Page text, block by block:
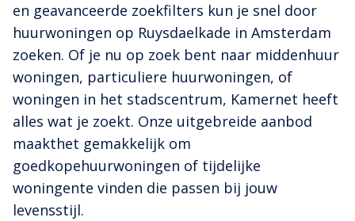
en geavanceerde zoekfilters kun je snel door
huurwoningen op Ruysdaelkade in Amsterdam
zoeken. Of je nu op zoek bent naar middenhuur
woningen, particuliere huurwoningen, of
woningen in het stadscentrum, Kamernet heeft
alles wat je zoekt. Onze uitgebreide aanbod
maakthet gemakkelijk om
goedkopehuurwoningen of tijdelijke
woningente vinden die passen bij jouw
levensstijl.